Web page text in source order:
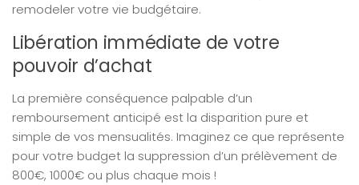
remodeler votre vie budgétaire.
Libération immédiate de votre
pouvoir d’achat
La première conséquence palpable d’un
remboursement anticipé est la disparition pure et
simple de vos mensualités. Imaginez ce que représente
pour votre budget la suppression d’un prélèvement de
800€, 1000€ ou plus chaque mois !